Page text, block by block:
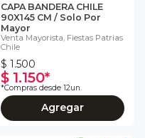
CAPA BANDERA CHILE
90X145 CM / Solo Por
Mayor
Venta Mayorista, Fiestas Patrias
Chile
$ 1.500
$ 1.150*
*Compras desde 12un.
Agregar